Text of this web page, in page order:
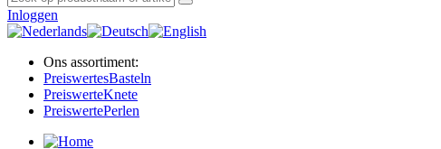
Inloggen
Ons assortiment:
PreiswertesBasteln
PreiswerteKnete
PreiswertePerlen